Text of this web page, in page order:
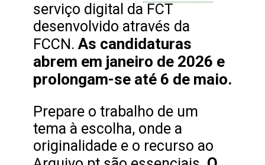
serviço digital da FCT
desenvolvido através da
FCCN.As candidaturas
abrem em janeiro de 2026 e
prolongam-se até 6 de maio.
Prepare o trabalho de um
tema à escolha, onde a
originalidade e o recurso ao